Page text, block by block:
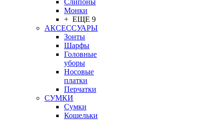
Слипоны
Монки
+ ЕЩЕ 9
АКСЕССУАРЫ
Зонты
Шарфы
Головные
уборы
Носовые
платки
Перчатки
СУМКИ
Сумки
Кошельки